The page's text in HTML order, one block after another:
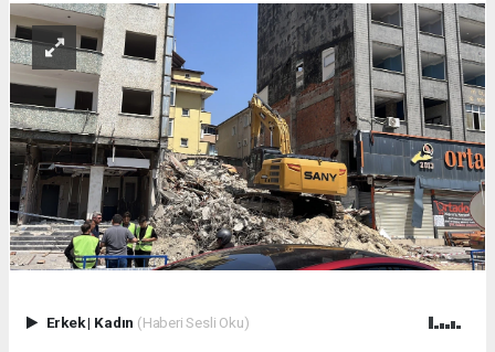
Erkek| Kadın (Haberi Sesli Oku)